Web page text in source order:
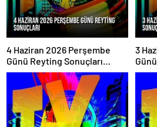
4 Haziran 2026 Perşembe
Günü Reyting Sonuçları
Açıklandı
3
Oldu